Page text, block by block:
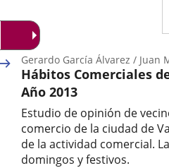
Hábitos Comerciales
Año 2013
Estudio de opinión de
comercio de la ciudad de
de la actividad comercial.
domingos y festivos.
Gerardo García Álvarez / Juan